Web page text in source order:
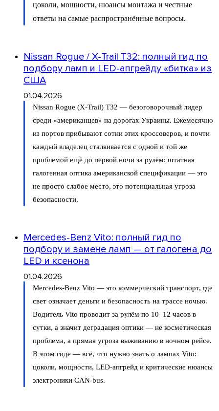
цоколи, мощности, нюансы монтажа и честные
ответы на самые распространённые вопросы.
Nissan Rogue / X-Trail T32: полный гид по
подбору ламп и LED-апгрейду «битка» из
США
01.04.2026
Nissan Rogue (X-Trail) T32 — безоговорочный лидер
среди «американцев» на дорогах Украины. Ежемесячно
из портов прибывают сотни этих кроссоверов, и почти
каждый владелец сталкивается с одной и той же
проблемой ещё до первой ночи за рулём: штатная
галогенная оптика американской спецификации — это
не просто слабое место, это потенциальная угроза
безопасности.
Mercedes-Benz Vito: полный гид по
подбору и замене ламп — от галогена до
LED и ксенона
01.04.2026
Mercedes-Benz Vito — это коммерческий транспорт, где
свет означает деньги и безопасность на трассе ночью.
Водитель Vito проводит за рулём по 10–12 часов в
сутки, а значит деградация оптики — не косметическая
проблема, а прямая угроза выживанию в ночном рейсе.
В этом гиде — всё, что нужно знать о лампах Vito:
цоколи, мощности, LED-апгрейд и критические нюансы
электроники CAN-bus.